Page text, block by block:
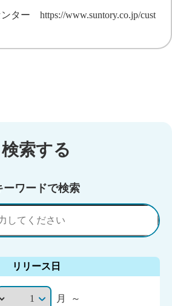
ンター https://www.suntory.co.jp/cust
検索する
ーワードで検索
リリース日
月 ～